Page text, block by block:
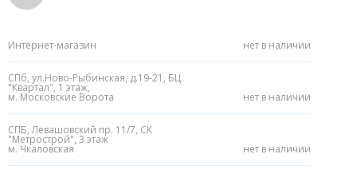
Интернет-магазин нет в наличии
СПб, ул.Ново-Рыбинская, д.19-21, БЦ
"Квартал", 1 этаж,
м. Московские Ворота нет в наличии
СПБ, Левашовский пр. 11/7, СК
"Метрострой", 3 этаж
м. Чкаловская нет в наличии